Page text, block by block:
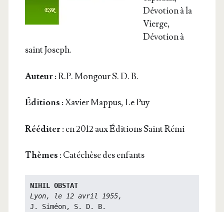
Dévo­tion à la
Vierge,
Dévo­tion à
saint Joseph.
Auteur :R.P. Mon­gour S. D. B.
Édi­tions :Xavier Map­pus, Le Puy
Réédi­ter :en 2012 aux Édi­tions Saint Rémi
Thèmes :Caté­chèse des enfants
NIHIL OBSTAT
Lyon, le 12 avril 1955,